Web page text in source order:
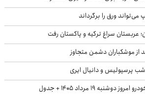
می‌تواند ورق را برگرداند
عربستان سراغ ترکیه و پاکستان رفت
پرسپولیس و دانیال ایری
۱۹ مرداد ۱۴۰۵ + جدول